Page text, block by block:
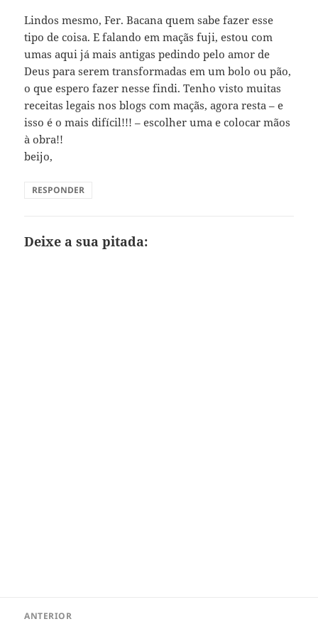
Lindos mesmo, Fer. Bacana quem sabe fazer esse
tipo de coisa. E falando em maçãs fuji, estou com
umas aqui já mais antigas pedindo pelo amor de
Deus para serem transformadas em um bolo ou pão,
o que espero fazer nesse findi. Tenho visto muitas
receitas legais nos blogs com maçãs, agora resta – e
isso é o mais difícil!!! – escolher uma e colocar mãos
à obra!!
beijo,
RESPONDER
Deixe a sua pitada:
ANTERIOR